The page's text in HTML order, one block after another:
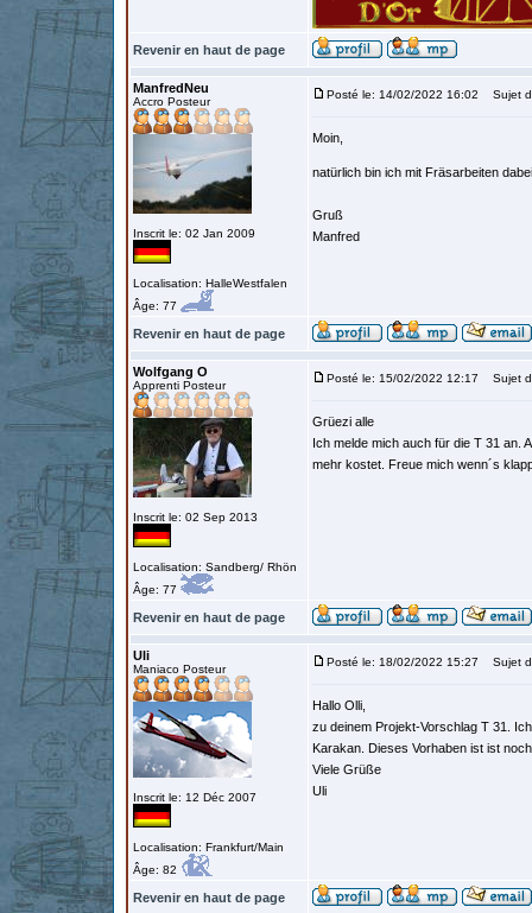
Revenir en haut de page
ManfredNeu
Accro Posteur
Inscrit le: 02 Jan 2009
Localisation: HalleWestfalen
Âge: 77
Posté le: 14/02/2022 16:02 Sujet
Moin,
natürlich bin ich mit Fräsarbeiten
Gruß
Manfred
Revenir en haut de page
Wolfgang O
Apprenti Posteur
Inscrit le: 02 Sep 2013
Localisation: Sandberg/ Rhön
Âge: 77
Posté le: 15/02/2022 12:17 Sujet
Grüezi alle
Ich melde mich auch für die T 31 an.
mehr kostet. Freue mich wenn´s
Revenir en haut de page
Uli
Maniaco Posteur
Inscrit le: 12 Déc 2007
Localisation: Frankfurt/Main
Âge: 82
Posté le: 18/02/2022 15:27 Sujet
Hallo Olli,
zu deinem Projekt-Vorschlag T 31.
Karakan. Dieses Vorhaben ist ist
Viele Grüße
Uli
Revenir en haut de page